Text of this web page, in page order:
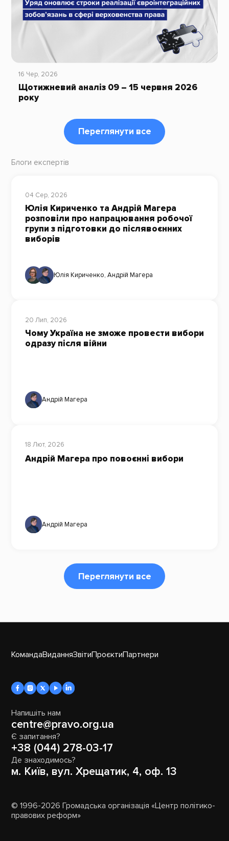
16 Чер, 2026
Щотижневий аналіз 09 – 15 червня 2026
року
Переглянути все
Блоги експертів
04 Сер, 2026
Юлія Кириченко та Андрій Магера
розповіли про напрацювання робочої
групи з підготовки до післявоєнних
виборів
Юлія Кириченко, Андрій Магера
20 Лип, 2026
Чому Україна не зможе провести вибори
одразу після війни
Андрій Магера
18 Лют, 2026
Андрій Магера про повоєнні вибори
Андрій Магера
Переглянути все
КомандаВиданняЗвітиПроєктиПартнери
Напишіть нам
centre@pravo.org.ua
Є запитання?
+38 (044) 278-03-17
Де знаходимось?
м. Київ, вул. Хрещатик, 4, оф. 13
© 1996-2026 Громадська організація «Центр політико-
правових реформ»